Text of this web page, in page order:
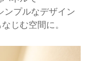
ンプルなデザイン
じむ空間に。